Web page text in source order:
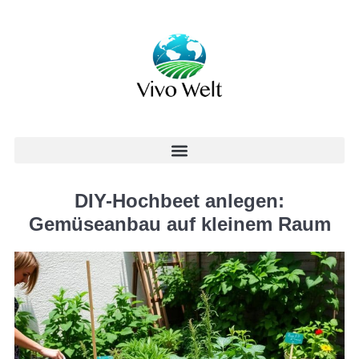
DIY-Hochbeet anlegen:
Gemüseanbau auf kleinem Raum